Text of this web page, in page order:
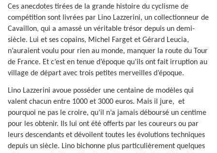
Ces anecdotes tirées de la grande histoire du cyclisme de
compétition sont livrées par Lino Lazzerini, un collectionneur de
Cavaillon, qui a amassé un véritable trésor depuis un demi-
siècle. Lui et ses copains, Michel Farget et Gérard Leucia,
n’auraient voulu pour rien au monde, manquer la route du Tour
de France. Et c’est en tenue d’époque qu’ils ont fait irruption au
village de départ avec trois petites merveilles d’époque.
Lino Lazzerini avoue posséder une centaine de modèles qui
valent chacun entre 1000 et 3000 euros. Mais il jure, et
pourquoi ne pas le croire, qu’il n’a jamais déboursé un centime
pour les obtenir. Ils lui ont été offerts par les coureurs ou par
leurs descendants et dévoilent toutes les évolutions techniques
depuis un siècle. Lino bichonne plus particulièrement quelques